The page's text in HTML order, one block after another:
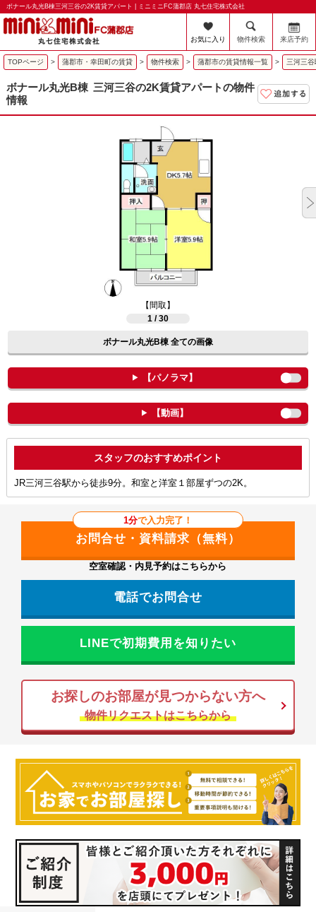
ボナール丸光B棟三河三谷の2K賃貸アパート | ミニミニFC蒲郡店 丸七住宅株式会社
お気に入り 物件検索 来店予約
TOPページ > 蒲郡市・幸田町の賃貸 > 物件検索 > 蒲郡市の賃貸情報一覧 > 三河三
ボナール丸光B棟 三河三谷の2K賃貸アパートの物件
情報
【間取】
1 / 30
ボナール丸光B棟 全ての画像
【パノラマ】
【動画】
ポイント
JR三河三谷駅から徒歩9分。和室と洋室１部屋ずつの2K。
1分で入力完了！
空室確認・内見予約はこちらから
電話でお問合せ
LINEで初期費用を知りたい
お探しのお部屋が見つからない方へ
物件リクエストはこちらから